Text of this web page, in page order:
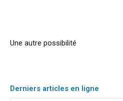
Une autre possibilité
Derniers articles en ligne